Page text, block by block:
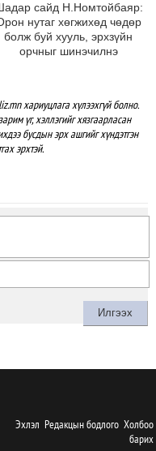
сайд Н.Номтойбаяр:
нутаг хөгжихөд чөдөр
болж буй хууль, эрхзүйн
орчныг шинэчилнэ
хариуцлага хүлээхгүй болно.
үг, хэллэгийг хязгаарласан
бусдын эрх ашгийг хүндэтгэн
эрхтэй.
Эхлэл Редакцын бодлого Холбоо
барих